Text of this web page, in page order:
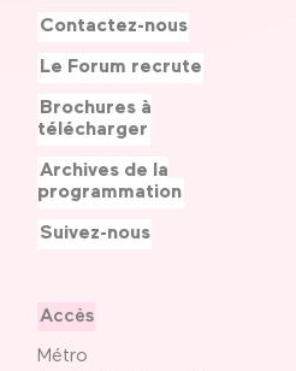
Accès
Métro
Contactez-nous
Le Forum recrute
Brochures à
télécharger
Archives de la
programmation
Suivez-nous